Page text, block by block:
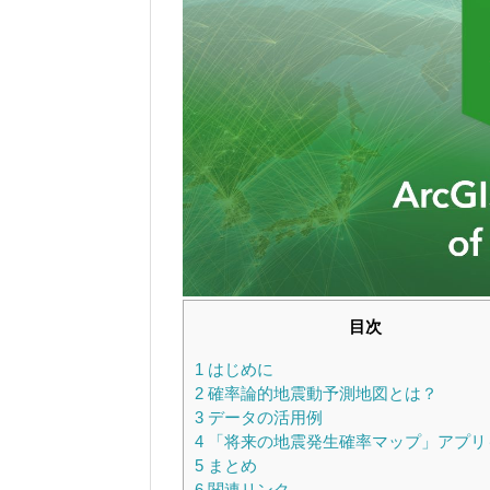
目次
1 はじめに
2 確率論的地震動予測地図とは？
3 データの活用例
4 「将来の地震発生確率マップ」アプ
5 まとめ